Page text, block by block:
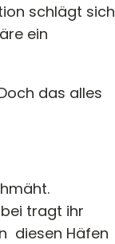
schlägt sich
ein
das alles
tragt ihr
diesen Häfen